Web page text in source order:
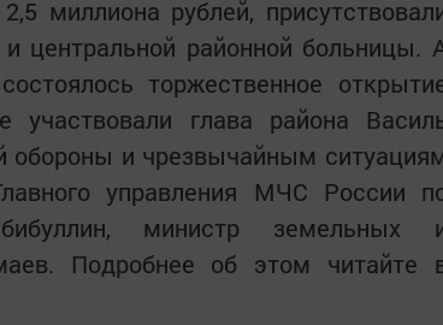
миллиона рублей,
центральной районной больницы.
торжественное
глава района
обороны и чрезвычайным
управления МЧС России
министр земельных
Подробнее об этом читайте